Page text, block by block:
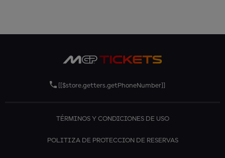
[[$store.getters.getPhoneNumber]]
TÉRMINOS Y CONDICIONES DE USO
POLITIZA DE PROTECCION DE RESERVAS